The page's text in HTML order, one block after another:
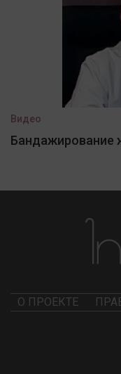
Видео
Бандажирование
О ПРОЕКТЕ